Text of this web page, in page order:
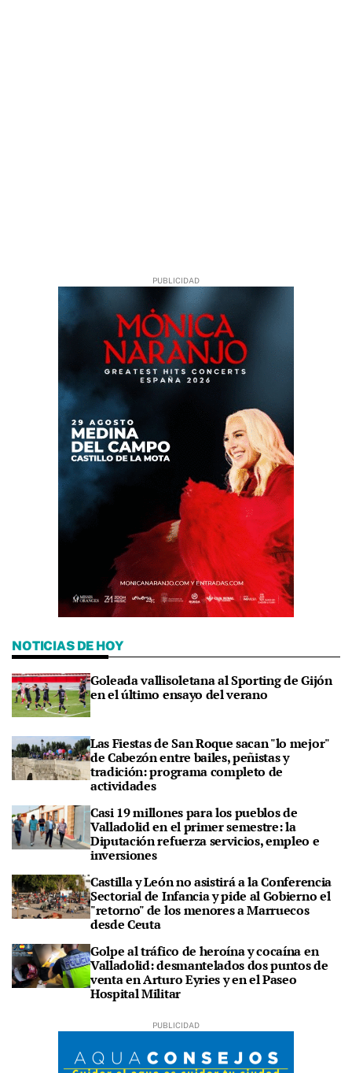
NOTICIAS DE HOY
Goleada vallisoletana al Sporting de Gijón
en el último ensayo del verano
Las Fiestas de San Roque sacan "lo mejor"
de Cabezón entre bailes, peñistas y
tradición: programa completo de
actividades
Casi 19 millones para los pueblos de
Valladolid en el primer semestre: la
Diputación refuerza servicios, empleo e
inversiones
Castilla y León no asistirá a la Conferencia
Sectorial de Infancia y pide al Gobierno el
"retorno" de los menores a Marruecos
desde Ceuta
Golpe al tráfico de heroína y cocaína en
Valladolid: desmantelados dos puntos de
venta en Arturo Eyries y en el Paseo
Hospital Militar